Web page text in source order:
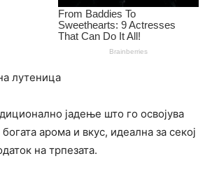
лутеница
јадење што го освојува
арома и вкус, идеална за секој
на трпезата.